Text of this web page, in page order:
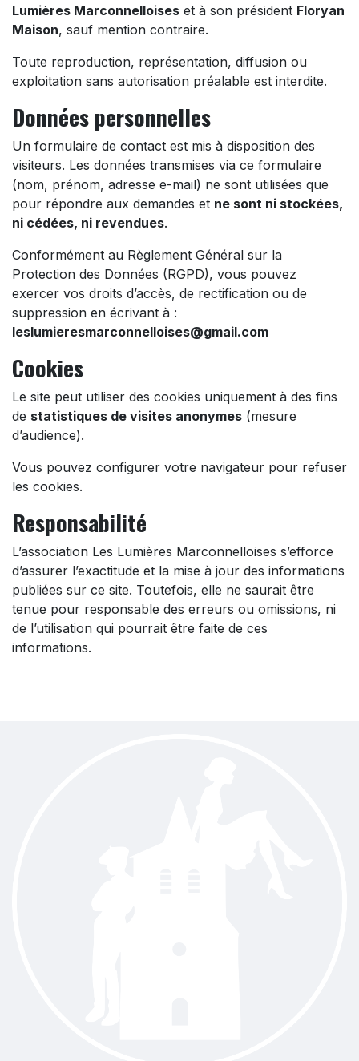
Lumières Marconnelloises et à son président Floryan
Maison, sauf mention contraire.
Toute reproduction, représentation, diffusion ou
exploitation sans autorisation préalable est interdite.
Données personnelles
Un formulaire de contact est mis à disposition des
visiteurs. Les données transmises via ce formulaire
(nom, prénom, adresse e-mail) ne sont utilisées que
pour répondre aux demandes et ne sont ni stockées,
ni cédées, ni revendues.
Conformément au Règlement Général sur la
Protection des Données (RGPD), vous pouvez
exercer vos droits d’accès, de rectification ou de
suppression en écrivant à :
leslumieresmarconnelloises@gmail.com
Cookies
Le site peut utiliser des cookies uniquement à des fins
de statistiques de visites anonymes (mesure
d’audience).
Vous pouvez configurer votre navigateur pour refuser
les cookies.
Responsabilité
L’association Les Lumières Marconnelloises s’efforce
d’assurer l’exactitude et la mise à jour des informations
publiées sur ce site. Toutefois, elle ne saurait être
tenue pour responsable des erreurs ou omissions, ni
de l’utilisation qui pourrait être faite de ces
informations.